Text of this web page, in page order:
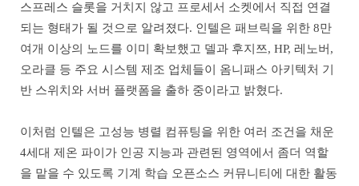
스프레스 슬롯을 거치지 않고 프로세서 소켓에서 직접 연결
되는 형태가 될 것으로 알려졌다. 인텔은 패브릭을 위한 8만
여개 이상의 노드를 이미 확보했고 델과 후지쯔, HP, 레노버,
오라클 등 주요 시스템 제조 업체들이 옴니패스 아키텍처 기
반 스위치와 서버 플랫폼을 출하 중이라고 밝혔다.
이처럼 인텔은 고성능 병렬 컴퓨팅을 위한 여러 조건을 채운
4세대 제온 파이가 인공 지능과 관련된 영역에서 좀더 역할
을 맡을 수 있도록 기계 학습 오픈소스 커뮤니티에 대한 활동